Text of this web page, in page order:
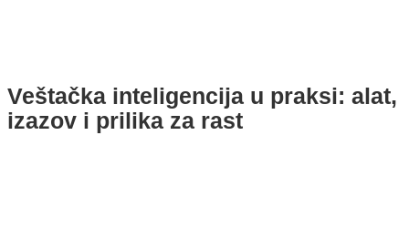
Veštačka inteligencija u praksi: alat,
izazov i prilika za rast